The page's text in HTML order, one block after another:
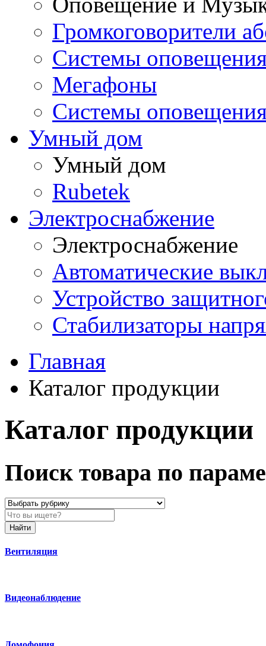
Громкоговорители
Системы
Мегафоны
Системы
Умный дом
Умный дом
Rubetek
Электроснабжение
Электроснабжение
Автоматические
Устройство
Стабилизаторы
Главная
Каталог продукции
Каталог продукции
Поиск товара по
Найти
Вентиляция
Видеонаблюдение